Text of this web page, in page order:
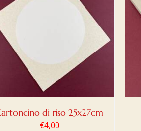
di riso 25x27cm
€4,00
/